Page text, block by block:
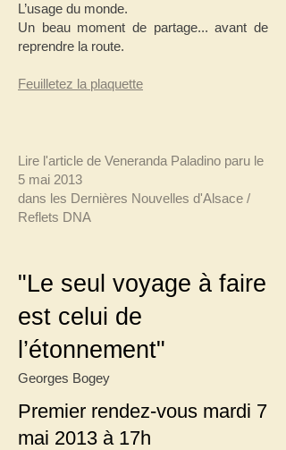
L’usage du monde.
Un beau moment de partage... avant de
reprendre la route.
Feuilletez la plaquette
Lire l'article de Veneranda Paladino paru le
5 mai 2013
dans les Dernières Nouvelles d'Alsace /
Reflets DNA
​"Le seul voyage à faire
est celui de
l’étonnement"
Georges Bogey
Premier rendez-vous mardi 7
mai 2013 à 17h